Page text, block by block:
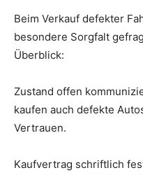
Beim Verkauf defekter
besondere Sorgfalt
Überblick:
Zustand offen
kaufen auch defekte
Vertrauen.
Kaufvertrag schriftlich